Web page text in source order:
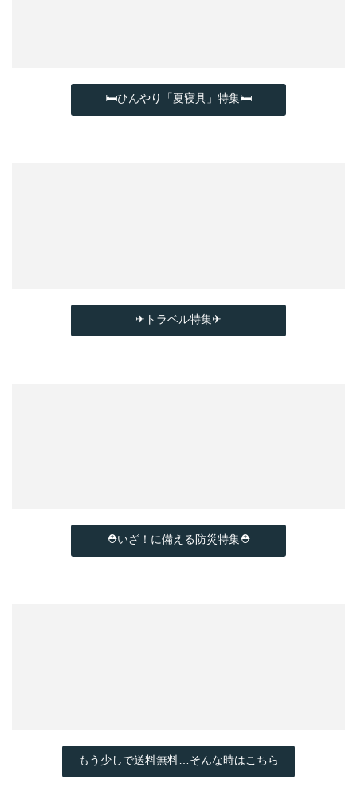
🛏ひんやり「夏寝具」特集🛏
✈トラベル特集✈
⛑いざ！に備える防災特集⛑
もう少しで送料無料…そんな時はこちら